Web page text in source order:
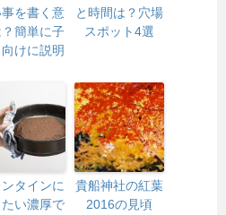
を書く意
簡単に子
けに説明
と時間は？穴場
スポット4選
タインに
い濃厚で
貴船神社の紅葉
2016の見頃